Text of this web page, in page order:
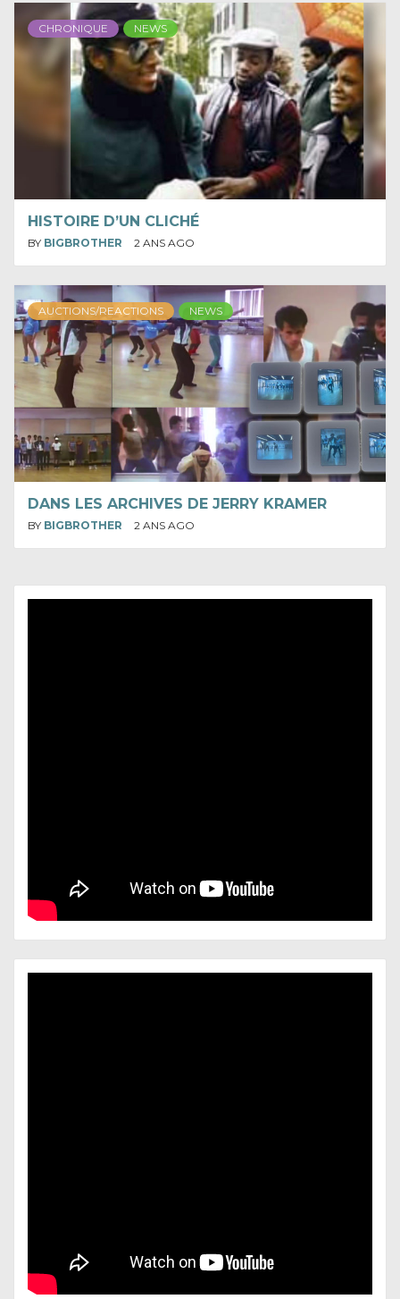
CHRONIQUE NEWS
HISTOIRE D’UN CLICHÉ
BY BIGBROTHER 2 ANS AGO
AUCTIONS/REACTIONS NEWS
DANS LES ARCHIVES DE JERRY KRAMER
BY BIGBROTHER 2 ANS AGO